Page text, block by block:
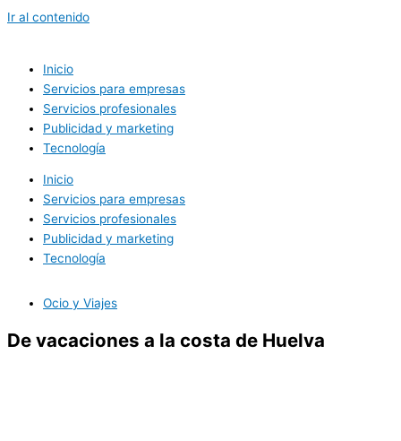
Ir al contenido
Inicio
Servicios para empresas
Servicios profesionales
Publicidad y marketing
Tecnología
Inicio
Servicios para empresas
Servicios profesionales
Publicidad y marketing
Tecnología
Ocio y Viajes
De vacaciones a la costa de Huelva